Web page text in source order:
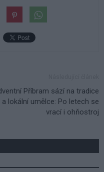
Příbram sází na tradice
a lokální umělce: Po letech se
vrací i ohňostroj